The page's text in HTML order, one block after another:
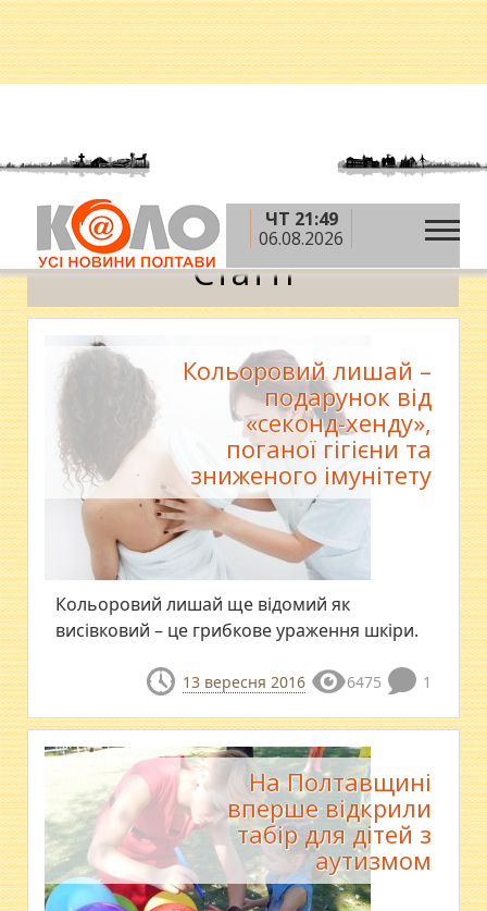
ЧТ 21:49
06.08.2026
Головна » Новини » Статті
Статті
Кольоровий лишай –
подарунок від
«секонд-хенду»,
поганої гігієни та
зниженого імунітету
Кольоровий лишай ще відомий як
висівковий – це грибкове ураження шкіри.
13 вересня 2016 6475 1
На Полтавщині
вперше відкрили
табір для дітей з
аутизмом